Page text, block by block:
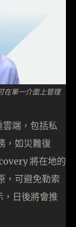
在單一介面上管理
端，包括私
，如災難復
將在地的
，可避免勒索
日後將會推